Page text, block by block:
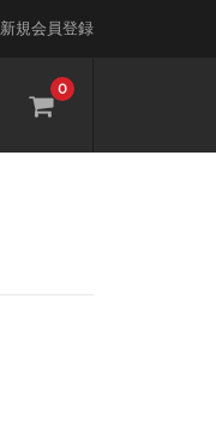
新規会員登録
0